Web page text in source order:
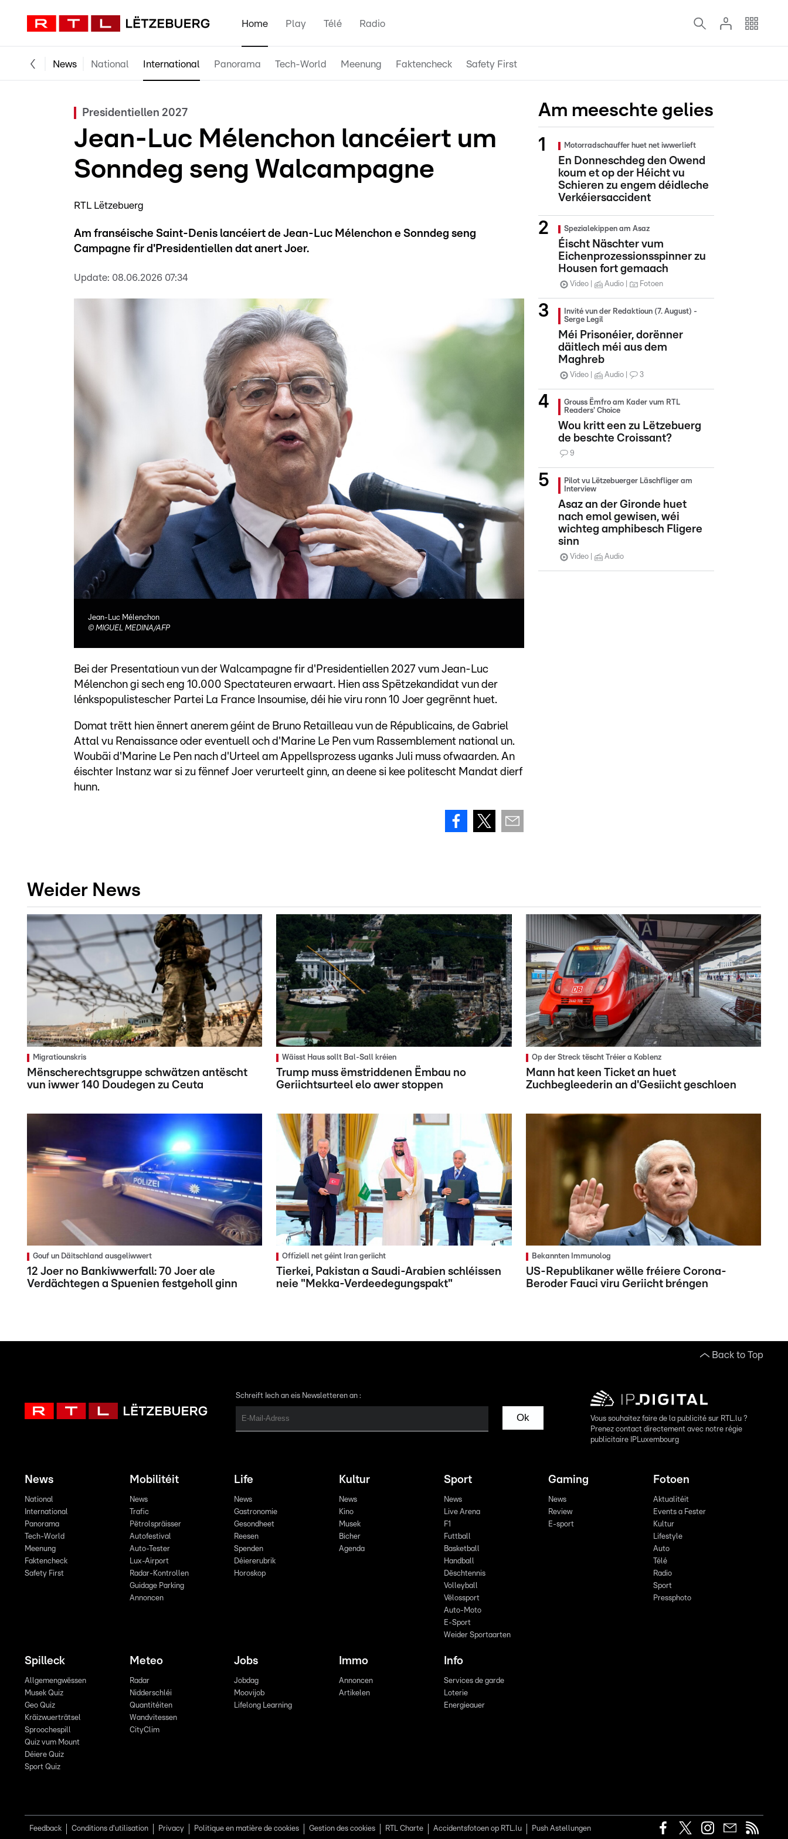
Home Play Télé Radio
News National International Panorama Tech-World Meenung Faktencheck Safety First
Presidentiellen 2027
Jean-Luc Mélenchon lancéiert um
Sonndeg seng Walcampagne
RTL Lëtzebuerg
Am franséische Saint-Denis lancéiert de Jean-Luc Mélenchon e Sonndeg seng
Campagne fir d'Presidentiellen dat anert Joer.
Update: 08.06.2026 07:34
Jean-Luc Mélenchon
© MIGUEL MEDINA/AFP
Bei der Presentatioun vun der Walcampagne fir d'Presidentiellen 2027 vum Jean-Luc
Mélenchon gi sech eng 10.000 Spectateuren erwaart. Hien ass Spëtzekandidat vun der
lénkspopulistescher Partei La France Insoumise, déi hie viru ronn 10 Joer gegrënnt huet.
Domat trëtt hien ënnert anerem géint de Bruno Retailleau vun de Républicains, de Gabriel
Attal vu Renaissance oder eventuell och d'Marine Le Pen vum Rassemblement national un.
Woubäi d'Marine Le Pen nach d'Urteel am Appellsprozess uganks Juli muss ofwaarden. An
éischter Instanz war si zu fënnef Joer verurteelt ginn, an deene si kee politescht Mandat dierf
hunn.
Am meeschte gelies
Motorradschauffer huet net iwwerlieft
En Donneschdeg den Owend
koum et op der Héicht vu
Schieren zu engem déidleche
Verkéiersaccident
Spezialekippen am Asaz
Éischt Näschter vum
Eichenprozessionsspinner zu
Housen fort gemaach
Video Audio Fotoen
Invité vun der Redaktioun (7. August) -
Serge Legil
Méi Prisonéier, dorënner
däitlech méi aus dem
Maghreb
Video Audio 3
Grouss Ëmfro am Kader vum RTL
Readers' Choice
Wou kritt een zu Lëtzebuerg
de beschte Croissant?
9
Pilot vu Lëtzebuerger Läschfliger am
Interview
Asaz an der Gironde huet
nach emol gewisen, wéi
wichteg amphibesch Fligere
sinn
Video Audio
Weider News
Migratiounskris
Mënscherechtsgruppe schwätzen antëscht
vun iwwer 140 Doudegen zu Ceuta
Wäisst Haus sollt Bal-Sall kréien
Trump muss ëmstriddenen Ëmbau no
Geriichtsurteel elo awer stoppen
Op der Streck tëscht Tréier a Koblenz
Mann hat keen Ticket an huet
Zuchbegleederin an d'Gesiicht geschloen
Gouf un Däitschland ausgeliwwert
12 Joer no Bankiwwerfall: 70 Joer ale
Verdächtegen a Spuenien festgeholl ginn
Offiziell net géint Iran geriicht
Tierkei, Pakistan a Saudi-Arabien schléissen
neie "Mekka-Verdeedegungspakt"
Bekannten Immunolog
US-Republikaner wëlle fréiere Corona-
Beroder Fauci viru Geriicht bréngen
Back to Top
Schreift Iech an eis Newsletteren an :
Ok
Vous souhaitez faire de la publicité sur RTL.lu ?
Prenez contact directement avec notre régie
publicitaire IPLuxembourg
News
National
International
Panorama
Tech-World
Meenung
Faktencheck
Safety First
Mobilitéit
News
Trafic
Pëtrolspräisser
Autofestival
Auto-Tester
Lux-Airport
Radar-Kontrollen
Guidage Parking
Annoncen
Life
News
Gastronomie
Gesondheet
Reesen
Spenden
Déiererubrik
Horoskop
Kultur
News
Kino
Musek
Bicher
Agenda
Sport
News
Live Arena
F1
Futtball
Basketball
Handball
Dëschtennis
Volleyball
Vëlossport
Auto-Moto
E-Sport
Weider Sportaarten
Gaming
News
Review
E-sport
Fotoen
Aktualitéit
Events a Fester
Kultur
Lifestyle
Auto
Télé
Radio
Sport
Pressphoto
Spilleck
Allgemengwëssen
Musek Quiz
Geo Quiz
Kräizwuerträtsel
Sproochespill
Quiz vum Mount
Déiere Quiz
Sport Quiz
Meteo
Radar
Nidderschléi
Quantitéiten
Wandvitessen
CityClim
Jobs
Jobdag
Moovijob
Lifelong Learning
Immo
Annoncen
Artikelen
Info
Services de garde
Loterie
Energieauer
Feedback Conditions d'utilisation Privacy Politique en matière de cookies Gestion des cookies RTL Charte Accidentsfotoen op RTL.lu Push Astellungen